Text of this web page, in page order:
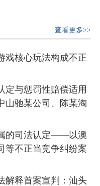
查看更多>>
戏核心玩法构成不正
定与惩罚性赔偿适用
驰某公司、陈某淘
的司法认定——以澳
等不正当竞争纠纷案
解释首案宣判：汕头